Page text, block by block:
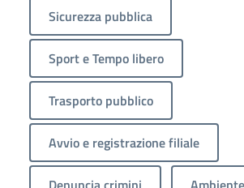
Sicurezza pubblica
Sport e Tempo libero
Trasporto pubblico
Avvio e registrazione filiale